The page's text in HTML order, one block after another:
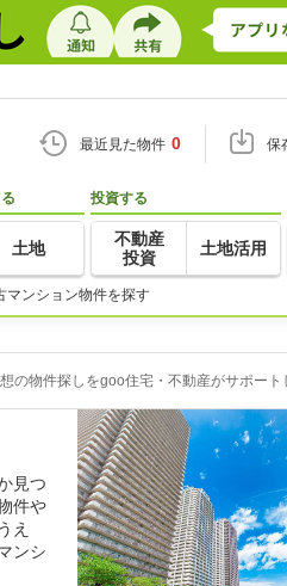
最近見た物件 0 保
土地
投資する
不動産
投資
土地活用
マンション物件を探す
の物件探しをgoo住宅・不動産がサポート
見つ
件や
え
ンシ